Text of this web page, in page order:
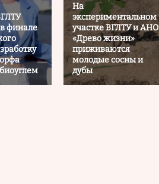
финале
На
экспериментальном
участке ВГЛТУ и АНО
«Древо жизни»
приживаются
молодые сосны и
дубы